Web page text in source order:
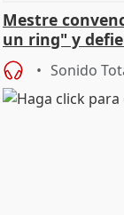
Mestre
un ring" y
Vox
Sonido